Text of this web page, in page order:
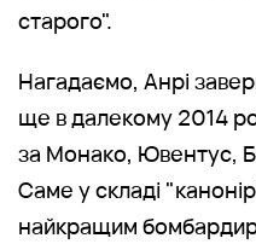
старого".
Нагадаємо, Анрі
ще в далекому 2014
за Монако, Ювентус,
Саме у складі
найкращим